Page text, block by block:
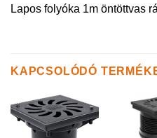
Lapos folyóka 1m öntöttvas
KAPCSOLÓDÓ